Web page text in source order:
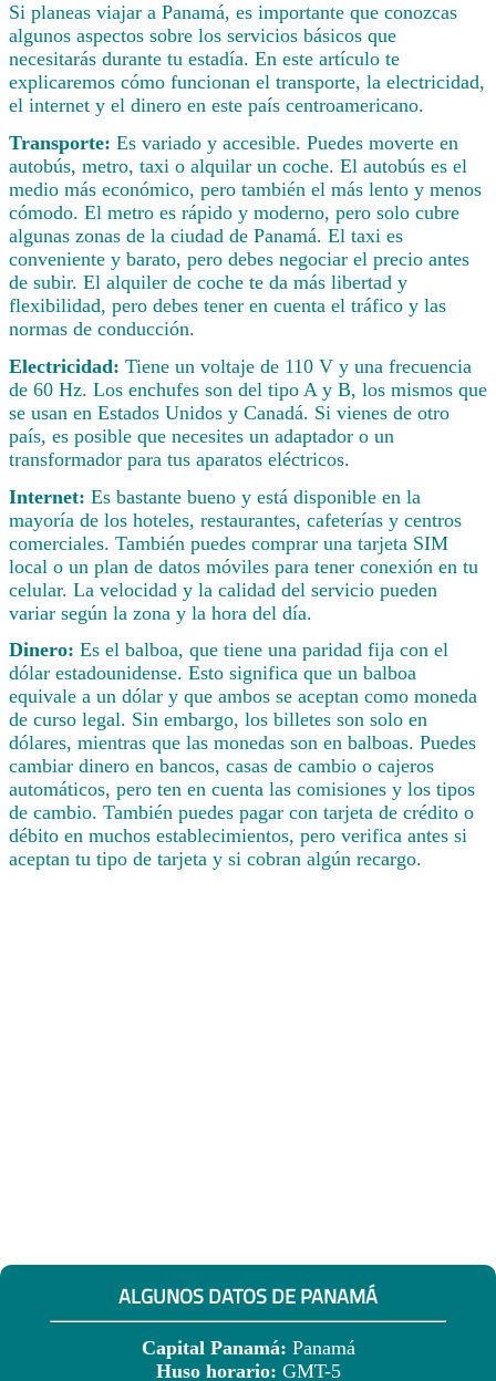
Si planeas viajar a Panamá, es importante que conozcas
algunos aspectos sobre los servicios básicos que
necesitarás durante tu estadía. En este artículo te
explicaremos cómo funcionan el transporte, la electricidad,
el internet y el dinero en este país centroamericano.
Transporte: Es variado y accesible. Puedes moverte en
autobús, metro, taxi o alquilar un coche. El autobús es el
medio más económico, pero también el más lento y menos
cómodo. El metro es rápido y moderno, pero solo cubre
algunas zonas de la ciudad de Panamá. El taxi es
conveniente y barato, pero debes negociar el precio antes
de subir. El alquiler de coche te da más libertad y
flexibilidad, pero debes tener en cuenta el tráfico y las
normas de conducción.
Electricidad: Tiene un voltaje de 110 V y una frecuencia
de 60 Hz. Los enchufes son del tipo A y B, los mismos que
se usan en Estados Unidos y Canadá. Si vienes de otro
país, es posible que necesites un adaptador o un
transformador para tus aparatos eléctricos.
Internet: Es bastante bueno y está disponible en la
mayoría de los hoteles, restaurantes, cafeterías y centros
comerciales. También puedes comprar una tarjeta SIM
local o un plan de datos móviles para tener conexión en tu
celular. La velocidad y la calidad del servicio pueden
variar según la zona y la hora del día.
Dinero: Es el balboa, que tiene una paridad fija con el
dólar estadounidense. Esto significa que un balboa
equivale a un dólar y que ambos se aceptan como moneda
de curso legal. Sin embargo, los billetes son solo en
dólares, mientras que las monedas son en balboas. Puedes
cambiar dinero en bancos, casas de cambio o cajeros
automáticos, pero ten en cuenta las comisiones y los tipos
de cambio. También puedes pagar con tarjeta de crédito o
débito en muchos establecimientos, pero verifica antes si
aceptan tu tipo de tarjeta y si cobran algún recargo.
ALGUNOS DATOS DE PANAMÁ
Capital Panamá: Panamá
Huso horario: GMT-5